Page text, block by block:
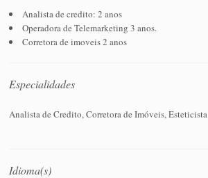
Analista de credito: 2 anos
Operadora de Telemarketing 3 anos.
Corretora de imoveis 2 anos
Especialidades
Analista de Credito, Corretora de Imóveis, Esteticista
Idioma(s)